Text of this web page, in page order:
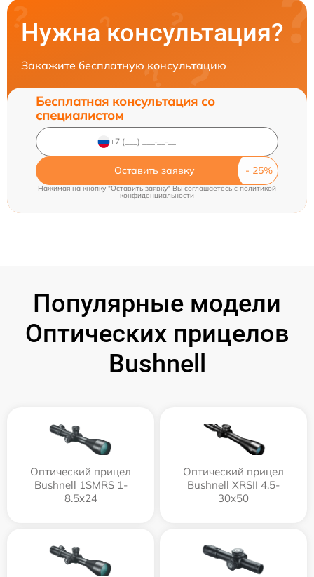
Нужна консультация?
Закажите бесплатную консультацию
Бесплатная консультация со
специалистом
Оставить заявку
Нажимая на кнопку "Оставить заявку" Вы соглашаетесь cполитикой
конфиденциальности
Популярные модели
Оптических прицелов
Bushnell
Оптический прицел
Bushnell 1SMRS 1-
8.5x24
Оптический прицел
Bushnell XRSII 4.5-
30x50